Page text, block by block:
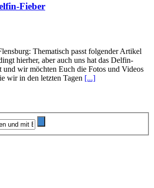
Fieber
Thematisch passt folgender Artikel
hierher, aber auch uns hat das Delfin-
und wir möchten Euch die Fotos und Videos
wir in den letzten Tagen [...]